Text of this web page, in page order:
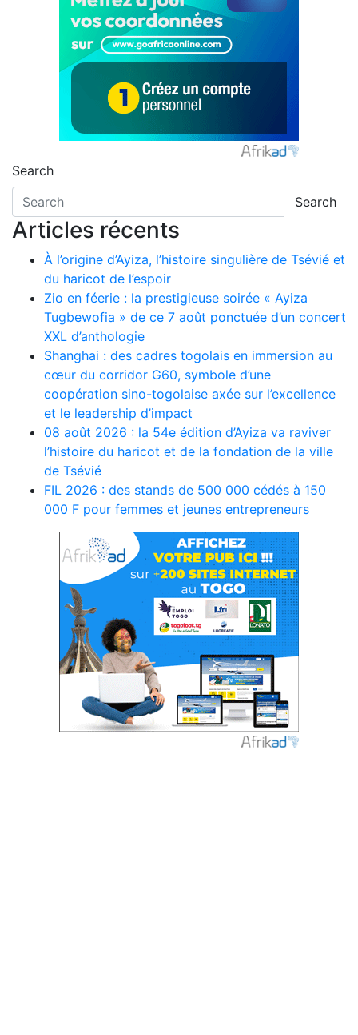
Search
Search
Articles récents
À l’origine d’Ayiza, l’histoire singulière de Tsévié et
du haricot de l’espoir
Zio en féerie : la prestigieuse soirée « Ayiza
Tugbewofia » de ce 7 août ponctuée d’un concert
XXL d’anthologie
Shanghai : des cadres togolais en immersion au
cœur du corridor G60, symbole d’une
coopération sino-togolaise axée sur l’excellence
et le leadership d’impact
08 août 2026 : la 54e édition d’Ayiza va raviver
l’histoire du haricot et de la fondation de la ville
de Tsévié
FIL 2026 : des stands de 500 000 cédés à 150
000 F pour femmes et jeunes entrepreneurs